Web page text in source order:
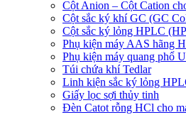
Cột Anion – Cột Cation
Cột sắc ký khí GC (GC
Cột sắc ký lỏng HPLC
Phụ kiện máy AAS hãng
Phụ kiện máy quang phổ
Túi chứa khí Tedlar
Linh kiện sắc ký lỏng
Giấy lọc sợi thủy tinh
Đèn Catot rỗng HCl cho